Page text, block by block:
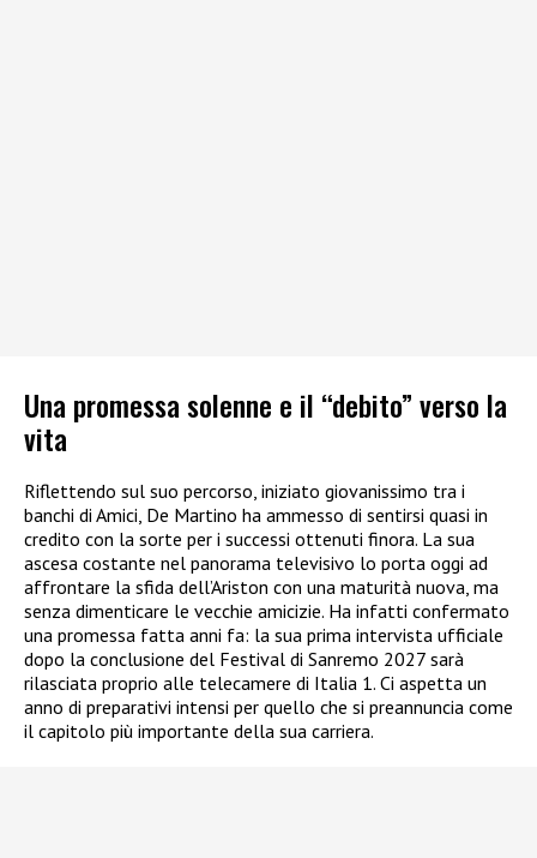
Una promessa solenne e il “debito” verso la
vita
Riflettendo sul suo percorso, iniziato giovanissimo tra i
banchi di Amici, De Martino ha ammesso di sentirsi quasi in
credito con la sorte per i successi ottenuti finora. La sua
ascesa costante nel panorama televisivo lo porta oggi ad
affrontare la sfida dell’Ariston con una maturità nuova, ma
senza dimenticare le vecchie amicizie. Ha infatti confermato
una promessa fatta anni fa: la sua prima intervista ufficiale
dopo la conclusione del Festival di Sanremo 2027 sarà
rilasciata proprio alle telecamere di Italia 1. Ci aspetta un
anno di preparativi intensi per quello che si preannuncia come
il capitolo più importante della sua carriera.